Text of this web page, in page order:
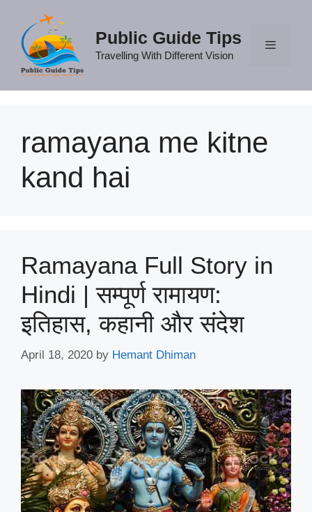
content
Public Guide Tips
Travelling With Different Vision
ramayana me kitne
kand hai
Ramayana Full Story in
Hindi | सम्पूर्ण रामायण:
इतिहास, कहानी और संदेश
April 18, 2020 by Hemant Dhiman